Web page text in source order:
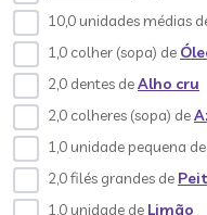
10,0 unidades médias
1,0 colher (sopa) de
2,0 dentes deAlho cru
2,0 colheres (sopa) de
1,0 unidade pequena de
2,0 filés grandes de
1,0 unidade de Limão